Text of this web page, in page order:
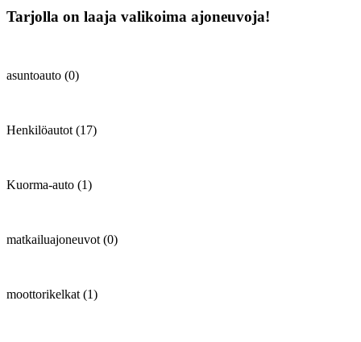
Tarjolla on laaja valikoima ajoneuvoja!
asuntoauto (0)
Henkilöautot (17)
Kuorma-auto (1)
matkailuajoneuvot (0)
moottorikelkat (1)